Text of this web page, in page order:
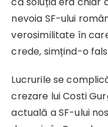
nevoia SF-ului
verosimilitate în
crede, simțind-o
Lucrurile se
crezare lui Costi
actuală a SF-ului